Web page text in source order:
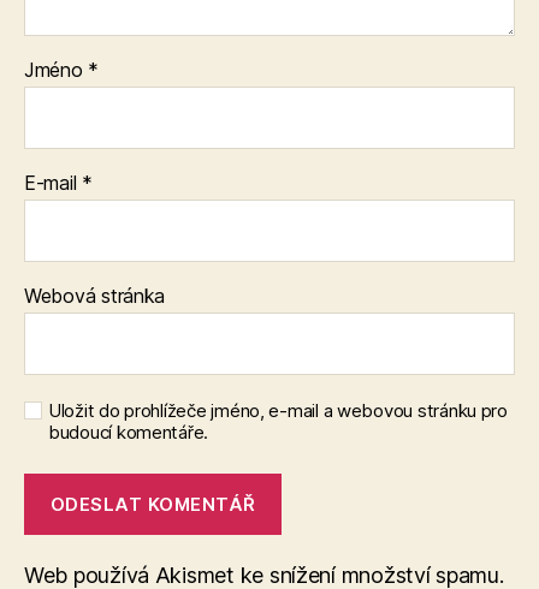
Jméno *
E-mail *
Webová stránka
Uložit do prohlížeče jméno, e-mail a webovou stránku pro
budoucí komentáře.
Web používá Akismet ke snížení množství spamu.